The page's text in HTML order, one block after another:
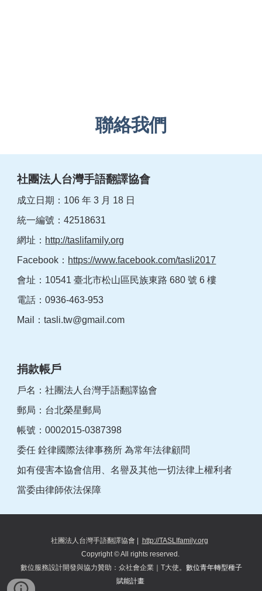
聯絡我們
社團法人台灣手語翻譯協會
成立日期：106 年 3 月 18 日
統一編號：42518631
網址： http://taslifamily.org
Facebook： https://www.facebook.com/tasli2017
會址：10541 臺北市松山區民族東路 680 號 6 樓
電話：0936-463-953
Mail：tasli.tw@gmail.com
捐款帳戶
戶名：社團法人台灣手語翻譯協會
郵局：台北榮星郵局
帳號：0002015-0387398
委任 銓律國際法律事務所 為常年法律顧問
如有侵害本協會信用、名譽及其他一切法律上權利者
當委由律師依法保障
社團法人台灣手語翻譯協會
http://TASLIfamily.org
Copyright © All rights reserved.
數位服務設計開發與協力贊助 ： 众社會企業｜T大使。 數位青年轉型種子
賦能計畫